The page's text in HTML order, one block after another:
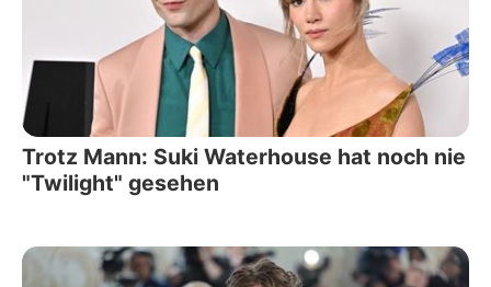
Trotz Mann: Suki Waterhouse hat noch nie
"Twilight" gesehen